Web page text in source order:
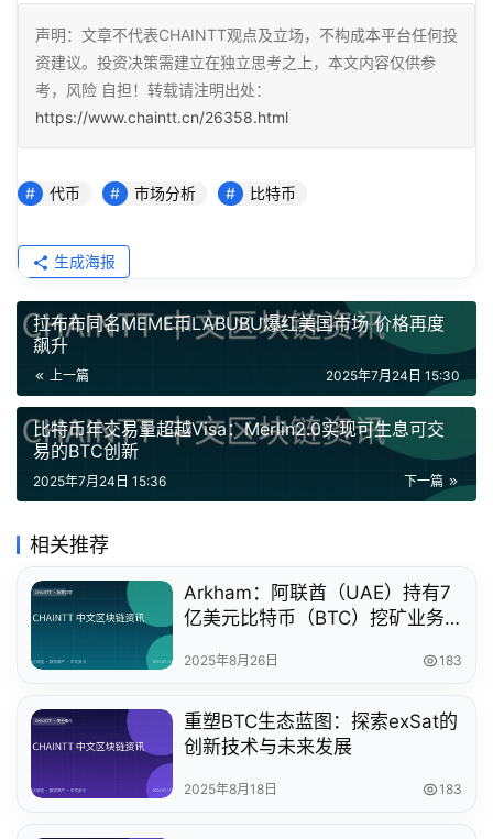
声明：文章不代表CHAINTT观点及立场，不构成本平台任何投
资建议。投资决策需建立在独立思考之上，本文内容仅供参
考，风险 自担！转载请注明出处：
https://www.chaintt.cn/26358.html
代币 市场分析 比特币
生成海报
拉布布同名MEME币LABUBU爆红美国市场 价格再度
飙升
上一篇 2025年7月24日 15:30
比特币年交易量超越Visa：Merlin2.0实现可生息可交
易的BTC创新
下一篇
2025年7月24日 15:36
相关推荐
Arkham：阿联酋（UAE）持有7
亿美元比特币（BTC）挖矿业务
2025年8月26日 183
重塑BTC生态蓝图：探索exSat的
创新技术与未来发展
2025年8月18日 183